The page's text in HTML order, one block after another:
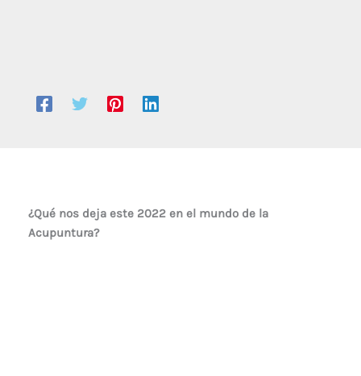
¿Qué nos deja este 2022 en el mundo de la
Acupuntura?